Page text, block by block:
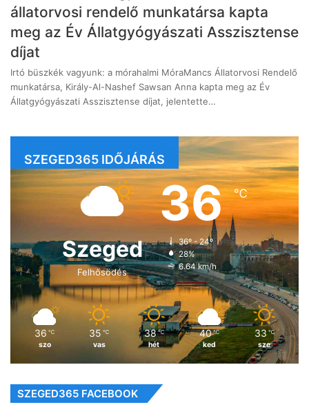
állatorvosi rendelő munkatársa kapta
meg az Év Állatgyógyászati Asszisztense
díjat
Irtó büszkék vagyunk: a mórahalmi MóraMancs Állatorvosi Rendelő
munkatársa, Király-Al-Nashef Sawsan Anna kapta meg az Év
Állatgyógyászati Asszisztense díjat, jelentette…
SZEGED365 IDŐJÁRÁS
Szeged
Felhősödés
36℃
36º - 24º
28%
6.64 km/h
36 ℃
szo
35 ℃
vas
38 ℃
hét
40 ℃
ked
33 ℃
sze
SZEGED365 FACEBOOK